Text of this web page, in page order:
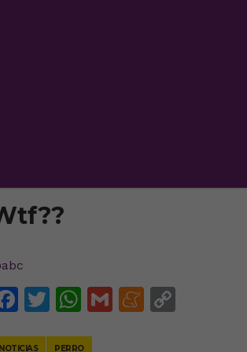
abc
Facebook
Twitter
WhatsApp
Gmail
NOTICIAS PERRO